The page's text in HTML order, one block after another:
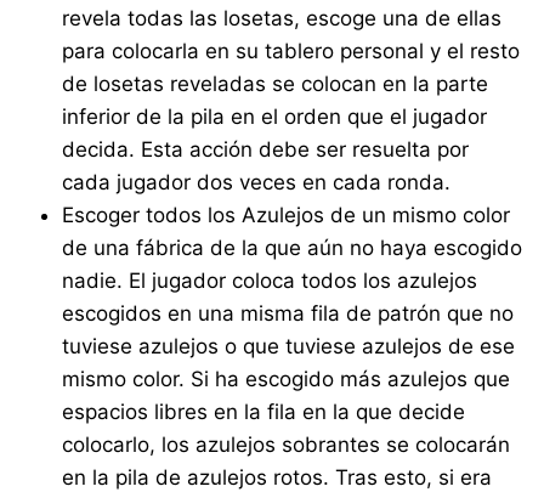
revela todas las losetas, escoge una de ellas
para colocarla en su tablero personal y el resto
de losetas reveladas se colocan en la parte
inferior de la pila en el orden que el jugador
decida. Esta acción debe ser resuelta por
cada jugador dos veces en cada ronda.
Escoger todos los Azulejos de un mismo color
de una fábrica de la que aún no haya escogido
nadie. El jugador coloca todos los azulejos
escogidos en una misma fila de patrón que no
tuviese azulejos o que tuviese azulejos de ese
mismo color. Si ha escogido más azulejos que
espacios libres en la fila en la que decide
colocarlo, los azulejos sobrantes se colocarán
en la pila de azulejos rotos. Tras esto, si era